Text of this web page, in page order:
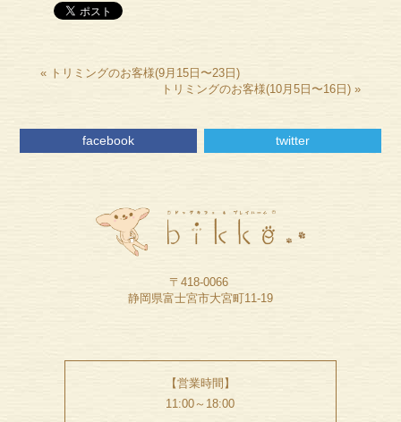
« トリミングのお客様(9月15日〜23日)
トリミングのお客様(10月5日〜16日)»
facebook twitter
〒418-0066
静岡県富士宮市大宮町11-19
【営業時間】
11:00～18:00